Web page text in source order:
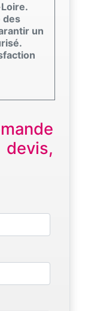
des
un
devis,